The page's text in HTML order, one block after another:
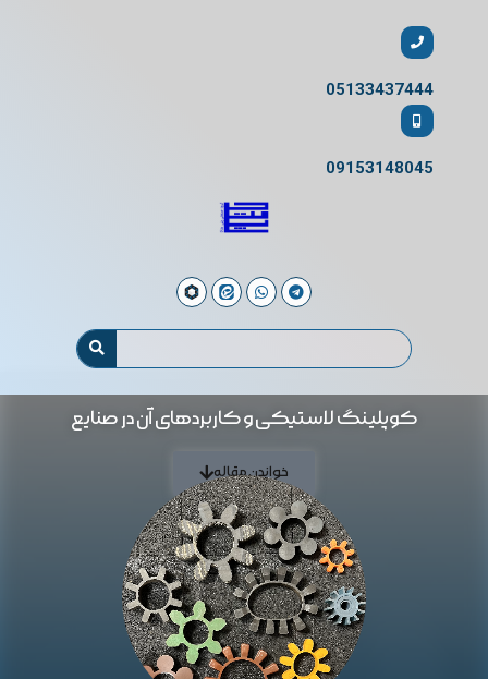
05133437444
09153148045
کوپلینگ لاستیکی و کاربردهای آن در صنایع
خواندن مقاله